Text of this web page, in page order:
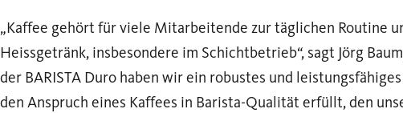
„Kaffee gehört für viele Mitarbeitende zur täglichen Routine
Heissgetränk, insbesondere im Schichtbetrieb“, sagt Jörg
der BARISTA Duro haben wir ein robustes und
den Anspruch eines Kaffees in Barista-Qualität erfüllt, den